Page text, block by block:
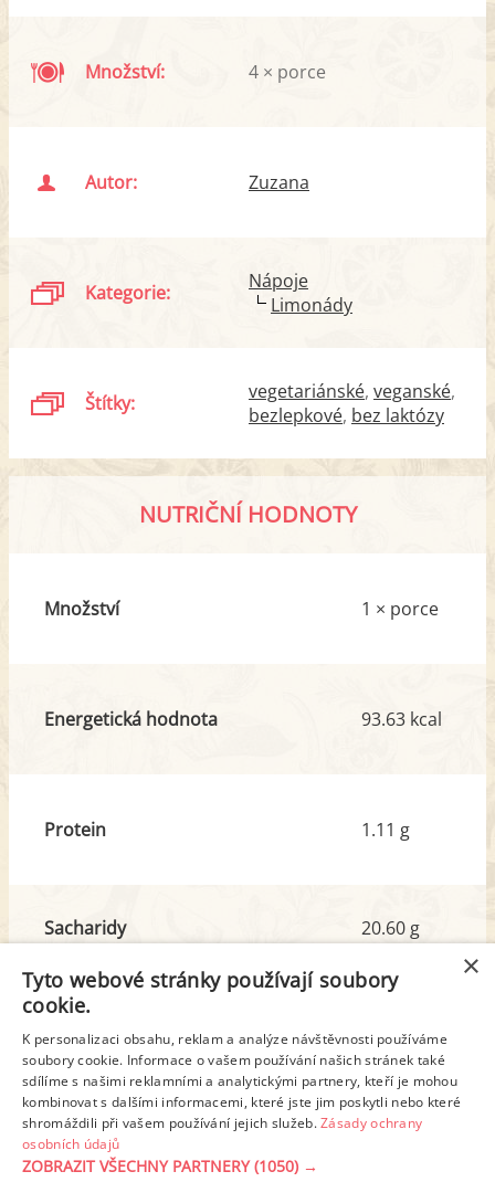
Množství: 4 × porce
Autor: Zuzana
Kategorie:
Nápoje
Limonády
Štítky: vegetariánské veganské
bezlepkové bez laktózy
NUTRIČNÍ HODNOTY
Množství 1 × porce
Energetická hodnota 93.63 kcal
Protein 1.11 g
Sacharidy
20.60 g
Tuk
z toho nas. mastné kyseliny
0.40 g
0.03 g
Detailní rozpis
×
Tyto webové stránky používají soubory
cookie.
K personalizaci obsahu, reklam a analýze návštěvnosti používáme
soubory cookie. Informace o vašem používání našich stránek také
sdílíme s našimi reklamními a analytickými partnery, kteří je mohou
kombinovat s dalšími informacemi, které jste jim poskytli nebo které
shromáždili při vašem používání jejich služeb.Zásady ochrany
osobních údajů
ZOBRAZIT VŠECHNY PARTNERY(1050) →